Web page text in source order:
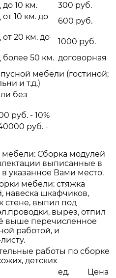
10 км.
300 руб.
10 км. до
600 руб.
20 км. до
1000 руб.
50 км. договорная
мебели (гостиной;
и т.д.)
без
руб. - 10%
руб. -
мебели: Сборка модулей
выписанные в
в указанное Вами место.
мебели: стяжка
навеска шкафчиков,
стене, выпил под
вырез, отпил
выше перечисленное
работой, и
работы по сборке
детских
ед.
Цена